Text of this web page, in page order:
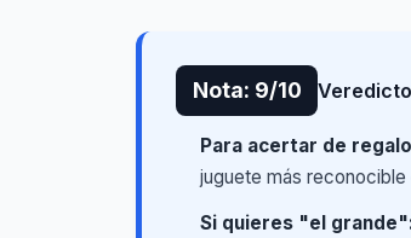
Nota: 9/10
Para acertar de
juguete más
Si quieres "el